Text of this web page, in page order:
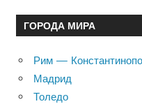
ГОРОДА МИРА
Рим —
Мадрид
Толедо